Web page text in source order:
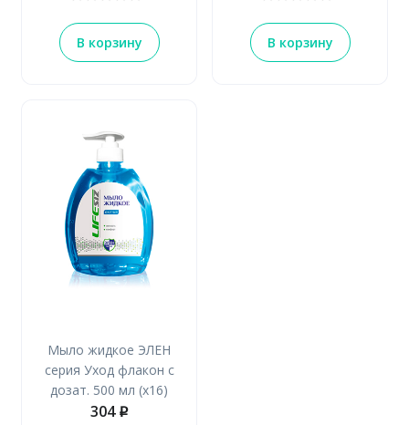
В корзину В корзину
Мыло жидкое ЭЛЕН
серия Уход флакон с
дозат. 500 мл (х16)
304 p